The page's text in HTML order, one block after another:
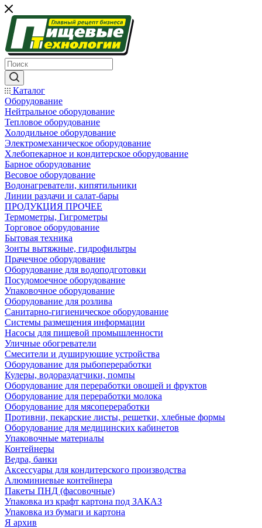
Каталог
Оборудование
Нейтральное оборудование
Тепловое оборудование
Холодильное оборудование
Электромеханическое оборудование
Хлебопекарное и кондитерское оборудование
Барное оборудование
Весовое оборудование
Водонагреватели, кипятильники
Линии раздачи и салат-бары
ПРОДУКЦИЯ ПРОЧЕЕ
Термометры, Гигрометры
Торговое оборудование
Бытовая техника
Зонты вытяжные, гидрофильтры
Прачечное оборудование
Оборудование для водоподготовки
Посудомоечное оборудование
Упаковочное оборудование
Оборудование для розлива
Санитарно-гигиеническое оборудование
Системы размещения информации
Насосы для пищевой промышленности
Уличные обогреватели
Смесители и душирующие устройства
Оборудование для рыбопереработки
Кулеры, водораздатчики, помпы
Оборудование для переработки овощей и фруктов
Оборудование для переработки молока
Оборудование для мясопереработки
Противни, пекарские листы, решетки, хлебные формы
Оборудование для медицинских кабинетов
Упаковочные материалы
Контейнеры
Ведра, банки
Аксессуары для кондитерского производства
Алюминиевые контейнера
Пакеты ПНД (фасовочные)
Упаковка из крафт картона под ЗАКАЗ
Упаковка из бумаги и картона
Я архив